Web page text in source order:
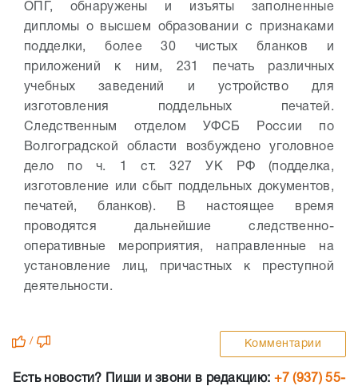
ОПГ, обнаружены и изъяты заполненные
дипломы о высшем образовании с признаками
подделки, более 30 чистых бланков и
приложений к ним, 231 печать различных
учебных заведений и устройство для
изготовления поддельных печатей.
Следственным отделом УФСБ России по
Волгоградской области возбуждено уголовное
дело по ч. 1 ст. 327 УК РФ (подделка,
изготовление или сбыт поддельных документов,
печатей, бланков). В настоящее время
проводятся дальнейшие следственно-
оперативные мероприятия, направленные на
установление лиц, причастных к преступной
деятельности.
/ Комментарии
Есть новости? Пиши и звони в редакцию: +7 (937) 55-